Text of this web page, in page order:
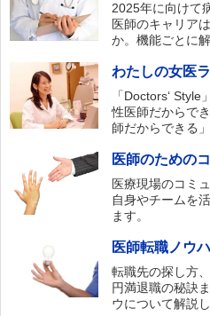
2025年に向けて
医師のキャリア
か。機能ごとに
わたしの女医
「Doctors‘
性医師だからで
師だからできる
医師のための
医療現場のコミ
自身やチームを
ます。
医師転職ノウ
転職先の探し方
円満退職の秘訣
ウについて解説し